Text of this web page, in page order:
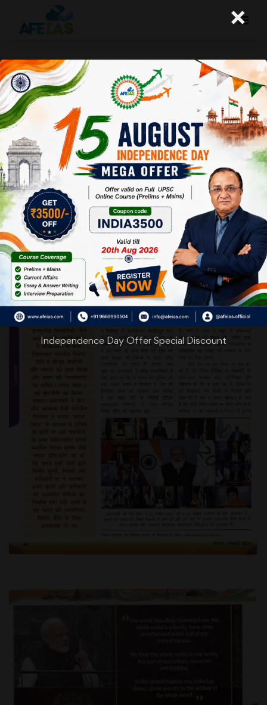
योजना : विश्व शक्ति बनने की ओर अग्रसर
भारत (30-01-2021)
Afeias 30 Jan 2021
To Download Click Here.
×
Independence Day Offer Special Discount